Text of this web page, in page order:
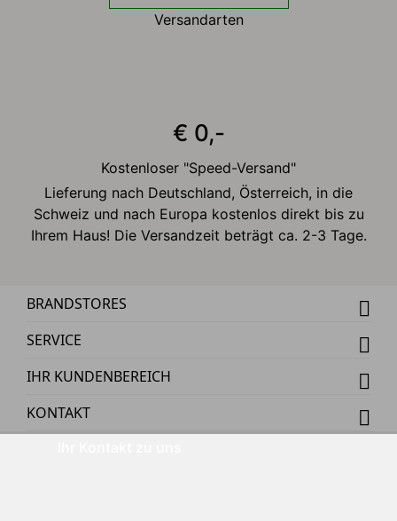
Versandarten
€ 0,-
Kostenloser "Speed-Versand"
Lieferung nach Deutschland, Österreich, in die
Schweiz und nach Europa kostenlos direkt bis zu
Ihrem Haus! Die Versandzeit beträgt ca. 2-3 Tage.
BRANDSTORES
SERVICE
IHR KUNDENBEREICH
KONTAKT